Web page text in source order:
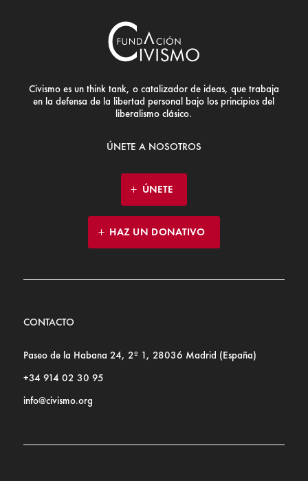
Civismo es un think tank, o catalizador de ideas, que trabaja
en la defensa de la libertad personal bajo los principios del
liberalismo clásico.
ÚNETE A NOSOTROS
ÚNETE
HAZ UN DONATIVO
CONTACTO
Paseo de la Habana 24, 2º 1, 28036 Madrid (España)
+34 914 02 30 95
info@civismo.org